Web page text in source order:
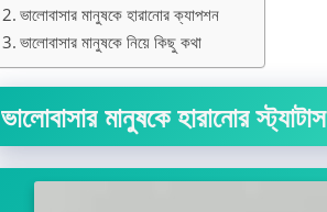
ভালোবাসার মানুষকে হারানোর ক্যাপশন
ভালোবাসার মানুষকে নিয়ে কিছু কথা
ভালোবাসার মানুষকে হারানোর স্ট্যাটাস